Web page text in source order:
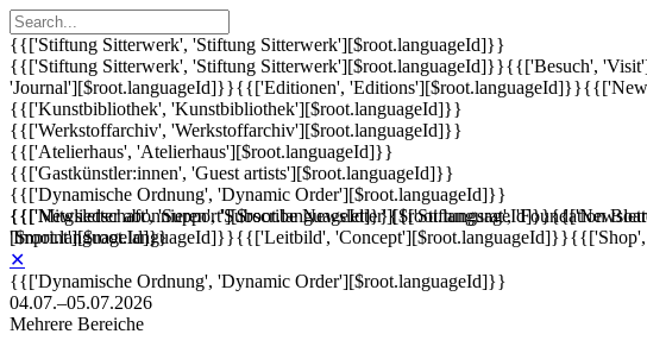
{{['Stiftung Sitterwerk', 'Stiftung Sitterwerk'][$root.languageId]}}
{{['Stiftung Sitterwerk', 'Stiftung Sitterwerk'][$root.languageId]}}{{['Besuch',
'Journal'][$root.languageId]}}{{['Editionen', 'Editions'][$root.languageId]}}
{{['Kunstbibliothek', 'Kunstbibliothek'][$root.languageId]}}
{{['Werkstoffarchiv', 'Werkstoffarchiv'][$root.languageId]}}
{{['Atelierhaus', 'Atelierhaus'][$root.languageId]}}
{{['Gastkünstler:innen', 'Guest artists'][$root.languageId]}}
{{['Dynamische Ordnung', 'Dynamic Order'][$root.languageId]}}
{{['Mitgliedschaft', 'Support'][$root.languageId]}}{{['Stiftungsrat', 'Foundation
'Imprint'][$root.languageId]}}{{['Leitbild', 'Concept'][$root.languageId]}}{{['Shop',
{{['Newsletter abonnieren', 'Subscribe Newsletter'][$root.languageId]}}
[$root.languageId]}}
✕
{{['Dynamische Ordnung', 'Dynamic Order'][$root.languageId]}}
04.07.–05.07.2026
Mehrere Bereiche